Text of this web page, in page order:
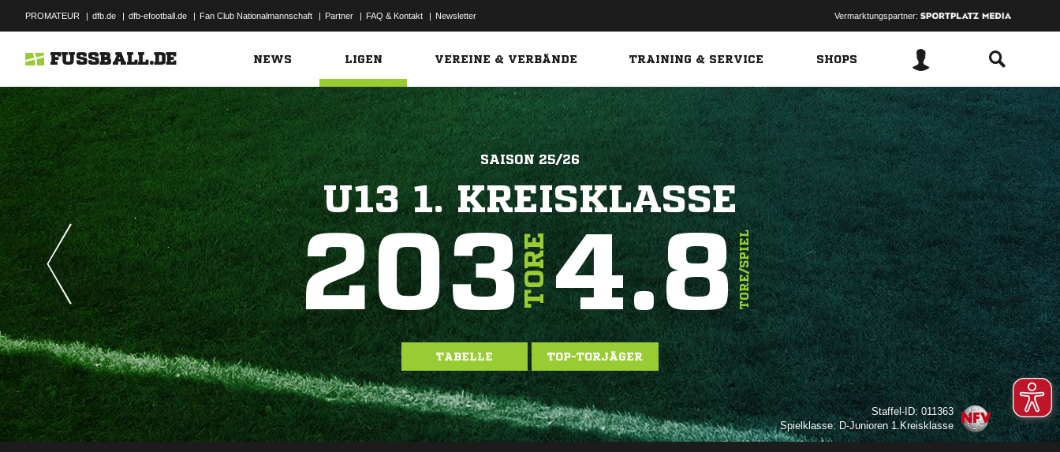
PROMATEUR | dfb.de | dfb-efootball.de | Fan Club Nationalmannschaft | Partner | FAQ & Kontakt | Newsletter Vermarktungspartner:
FUSSBALL.DE NEWS LIGEN VEREINE & VERBÄNDE TRAINING & SERVICE SHOPS
SAISON 25/26
U13 1. KREISKLASSE
203TORE4.8TORE/SPIEL
TABELLE TOP-TORJÄGER
Staffel-ID: 011363
Spielklasse: D-Junioren 1.Kreisklasse